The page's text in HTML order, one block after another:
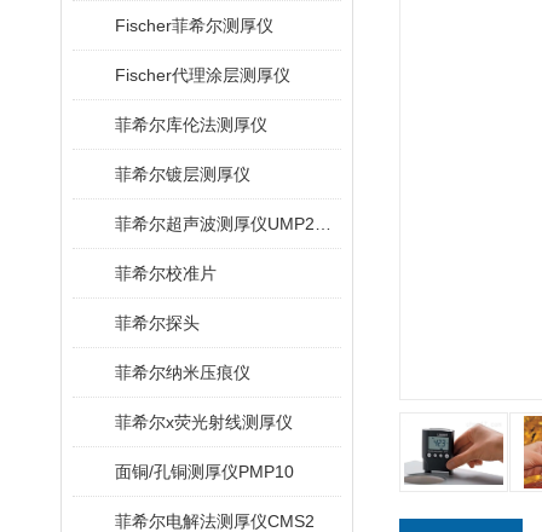
Fischer菲希尔测厚仪
Fischer代理涂层测厚仪
菲希尔库伦法测厚仪
菲希尔镀层测厚仪
菲希尔校准片
菲希尔探头
菲希尔纳米压痕仪
菲希尔x荧光射线测厚仪
面铜/孔铜测厚仪PMP10
菲希尔电解法测厚仪CMS2